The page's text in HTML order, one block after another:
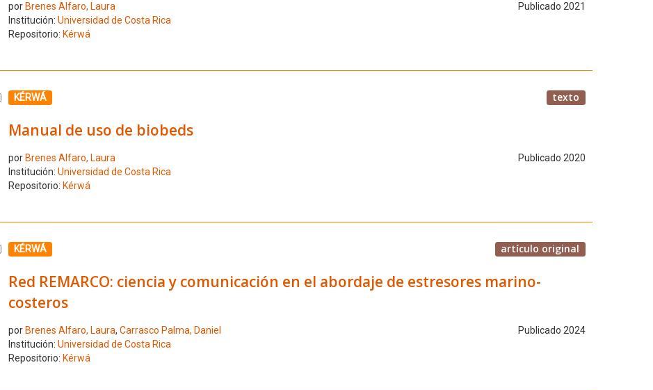
por Brenes Alfaro, Laura
Publicado 2021
Institución: Universidad de Costa Rica
Repositorio: Kérwá
Seleccione el número de resultado 4
KÉRWÁ texto
Manual de uso de biobeds
por Brenes Alfaro, Laura
Publicado 2020
Institución: Universidad de Costa Rica
Repositorio: Kérwá
Seleccione el número de resultado 5
KÉRWÁ artículo original
Red REMARCO: ciencia y comunicación en el abordaje de estresores marino-
costeros
por Brenes Alfaro, Laura, Carrasco Palma, Daniel
Publicado 2024
Institución: Universidad de Costa Rica
Repositorio: Kérwá